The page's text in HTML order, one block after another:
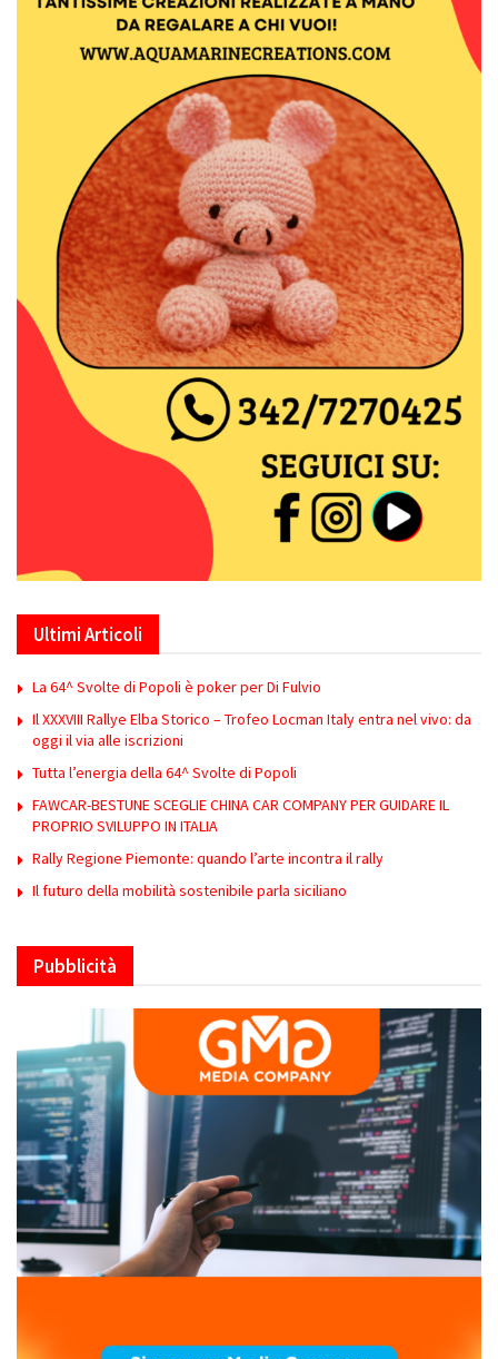
Ultimi Articoli
La 64^ Svolte di Popoli è poker per Di Fulvio
Il XXXVIII Rallye Elba Storico – Trofeo Locman Italy entra nel vivo: da
oggi il via alle iscrizioni
Tutta l’energia della 64^ Svolte di Popoli
FAWCAR-BESTUNE SCEGLIE CHINA CAR COMPANY PER GUIDARE IL
PROPRIO SVILUPPO IN ITALIA
Rally Regione Piemonte: quando l’arte incontra il rally
Il futuro della mobilità sostenibile parla siciliano
Pubblicità